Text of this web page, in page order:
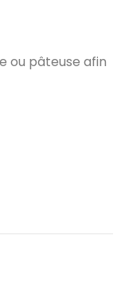
ou pâteuse afin